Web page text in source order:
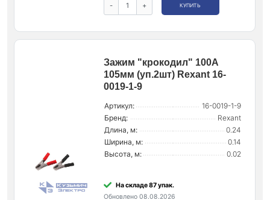
- + КУПИТЬ
Зажим "крокодил" 100А
105мм (уп.2шт) Rexant 16-
0019-1-9
Артикул:
16-0019-1-9
Бренд:
Rexant
Длина, м:
0.24
Ширина, м:
0.14
Высота, м:
0.02
На складе 87 упак.
Обновлено 08.08.2026